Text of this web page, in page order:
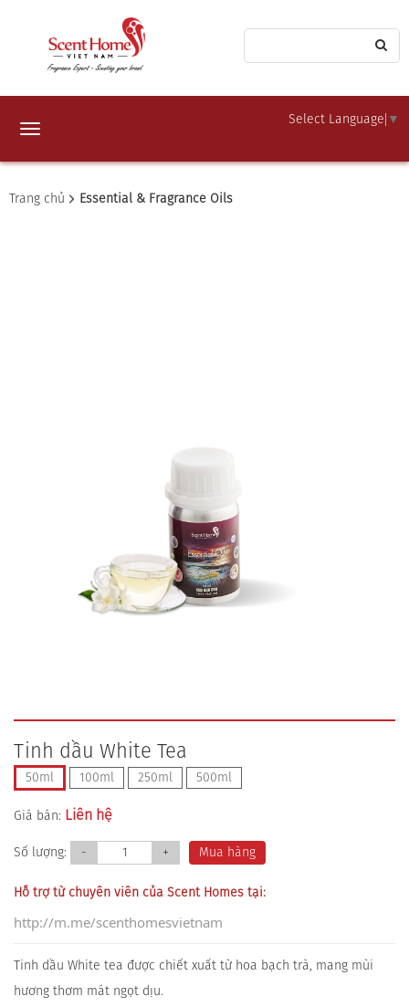
Select Language ▼
Toggle
Trang chủ Essential & Fragrance Oils
Tinh dầu White Tea
50ml 100ml 250ml 500ml
Giá bán: Liên hệ
Số lượng: - + Mua hàng
Hỗ trợ từ chuyên viên của Scent Homes tại:
http://m.me/scenthomesvietnam
Tinh dầu White tea được chiết xuất từ hoa bạch trà, mang mùi
hương thơm mát ngọt dịu.